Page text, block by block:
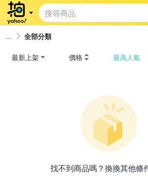
全部分類
最新上架 價格 最高人氣
找不到商品嗎？換換其他條